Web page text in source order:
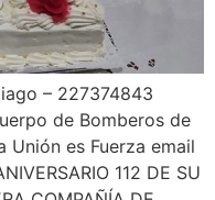
– 227374843
de Bomberos de
Unión es Fuerza email
112 DE SU